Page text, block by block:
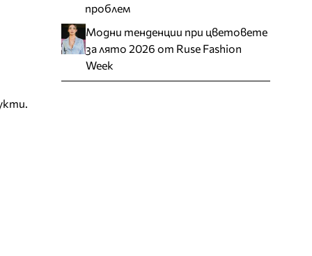
проблем
Модни тенденции при цветовете
за лято 2026 от Ruse Fashion
Week